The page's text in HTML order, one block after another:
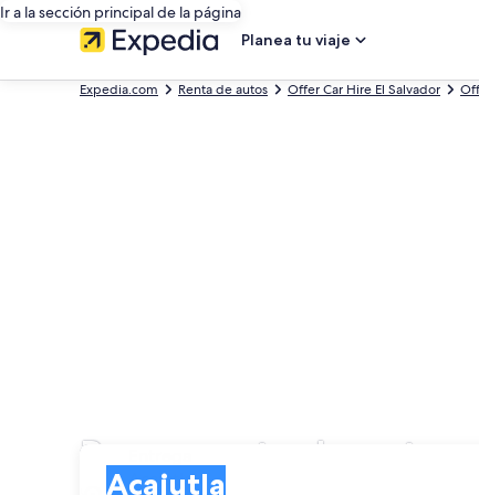
Ir a la sección principal de la página
Planea tu viaje
Expedia.com Renta de autos Offer Car Hire El Salvador
Busca renta de
Acajutla